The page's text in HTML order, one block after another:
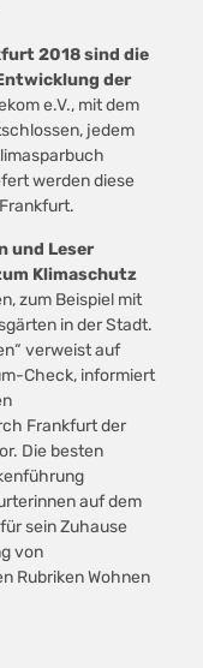
2018 sind die
der
e.V., mit dem
jedem
werden diese
und Leser
Klimaschutz
zum Beispiel mit
in der Stadt.
verweist auf
Check, informiert
Frankfurt der
Die besten
auf dem
sein Zuhause
von
Rubriken Wohnen